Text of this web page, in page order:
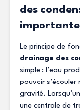
des
importante
Le principe de
drainage des
simple : l’eau
pouvoir s’écouler
gravité.
une centrale de